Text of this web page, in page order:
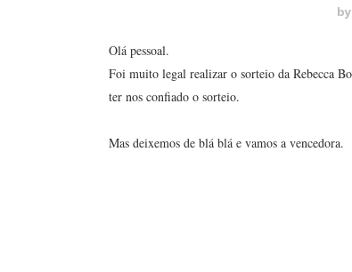
by
Olá pessoal.
Foi muito legal realizar o sorteio da Rebecca
ter nos confiado o sorteio.
Mas deixemos de blá blá e vamos a vencedora.